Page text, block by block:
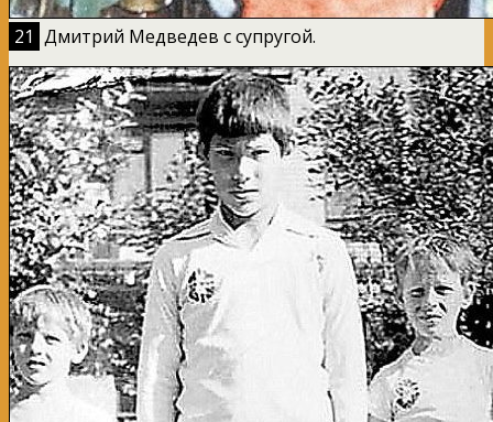
21 Дмитрий Медведев с супругой.